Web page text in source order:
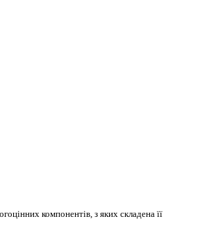
компонентів, з яких складена її